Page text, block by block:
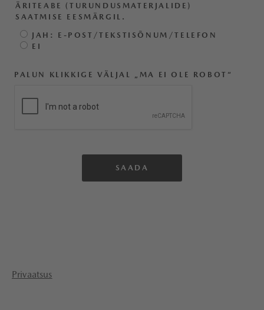
ÄRITEABE (TURUNDUSMATERJALIDE)
SAATMISE EESMÄRGIL.
JAH: E-POST/TEKSTISÕNUM/TELEFON
EI
PALUN KLIKKIGE VÄLJAL „MA EI OLE ROBOT“
Privaatsus